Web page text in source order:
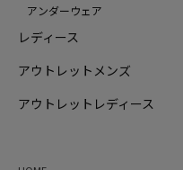
アンダーウェア
レディース
アウトレットメンズ
アウトレットレディース